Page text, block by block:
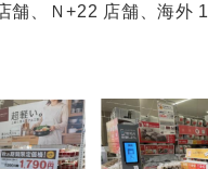
舗、Ｎ+22 店舗、海外